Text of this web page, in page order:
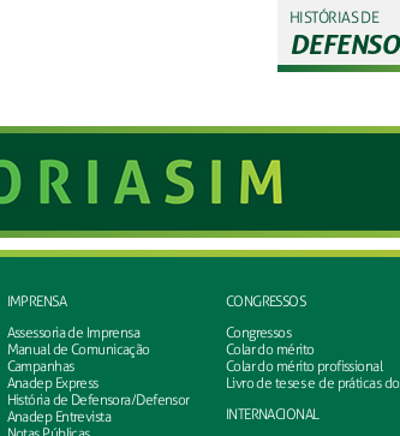
HISTÓRIAS DE
IMPRENSA
Assessoria de Imprensa
Manual de Comunicação
Campanhas
Anadep Express
História de Defensora/Defensor
Anadep Entrevista
CONGRESSOS
Congressos
Colar do mérito
Colar do mérito profissional
Livro de teses e de práticas
INTERNACIONAL